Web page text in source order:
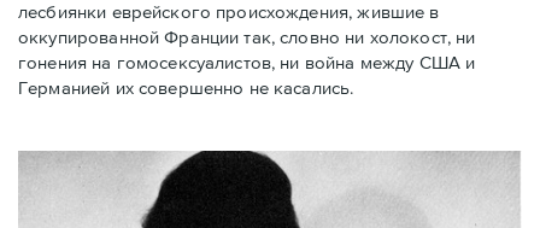
лесбиянки еврейского происхождения, жившие в
оккупированной Франции так, словно ни холокост, ни
гонения на гомосексуалистов, ни война между США и
Германией их совершенно не касались.